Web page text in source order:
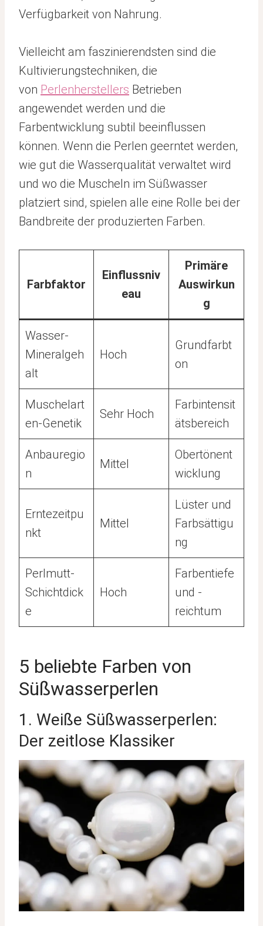
Verfügbarkeit von Nahrung.
Vielleicht am faszinierendsten sind die
Kultivierungstechniken, die
von Perlenherstellers Betrieben
angewendet werden und die
Farbentwicklung subtil beeinflussen
können. Wenn die Perlen geerntet werden,
wie gut die Wasserqualität verwaltet wird
und wo die Muscheln im Süßwasser
platziert sind, spielen alle eine Rolle bei der
Bandbreite der produzierten Farben.
Farbfaktor
Einflussniv
eau
Primäre
Auswirkun
g
Wasser-
Mineralgeh
alt
Hoch
Grundfarbt
on
Muschelart
en-Genetik
Sehr Hoch
Farbintensit
ätsbereich
Anbauregio
n
Mittel
Obertönent
wicklung
Erntezeitpu
nkt
Mittel
Lüster und
Farbsättigu
ng
Perlmutt-
Schichtdick
e
Hoch
Farbentiefe
und -
reichtum
5 beliebte Farben von
Süßwasserperlen
1. Weiße Süßwasserperlen:
Der zeitlose Klassiker